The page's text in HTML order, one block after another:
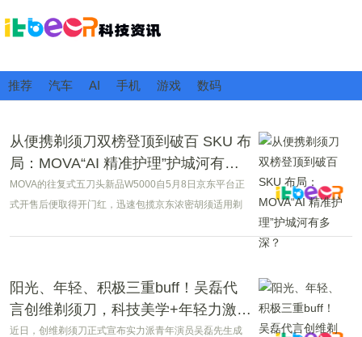
推荐 汽车 AI 手机 游戏 数码
从便携剃须刀双榜登顶到破百 SKU 布
局：MOVA“AI 精准护理”护城河有多
深？
MOVA的往复式五刀头新品W5000自5月8日京东平台正
式开售后便取得开门红，迅速包揽京东浓密胡须适用剃
阳光、年轻、积极三重buff！吴磊代
言创维剃须刀，科技美学+年轻力激活
品牌年轻力
近日，创维剃须刀正式宣布实力派青年演员吴磊先生成